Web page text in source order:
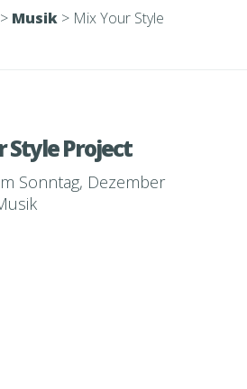
> Musik > Mix Your Style
Style Project
Sonntag, Dezember